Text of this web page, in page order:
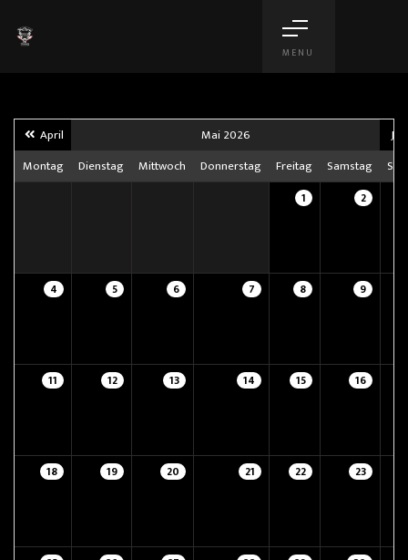
MENU
April Mai 2026
Montag
Dienstag Mittwoch Donnerstag Freitag Samstag
1 2
4 5 6 7 8 9
11 12 13 14 15 16
18 19 20 21 22 23